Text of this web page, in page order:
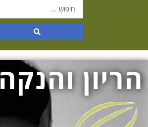
הריון והנקה